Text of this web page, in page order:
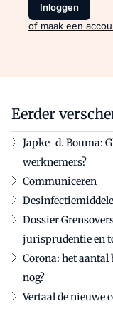
Inloggen
of maak een
Eerder
Japke-d. Bouma:
werknemers?
Communiceren
Dossier
jurisprudentie en
Corona: het aantal
nog?
Vertaal de nieuwe